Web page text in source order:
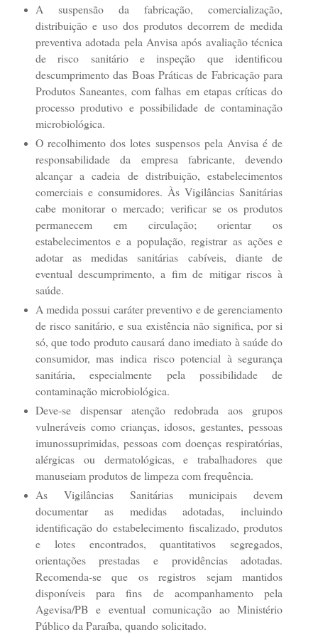
A suspensão da fabricação, comercialização,
distribuição e uso dos produtos decorrem de medida
preventiva adotada pela Anvisa após avaliação técnica
de risco sanitário e inspeção que identificou
descumprimento das Boas Práticas de Fabricação para
Produtos Saneantes, com falhas em etapas críticas do
processo produtivo e possibilidade de contaminação
microbiológica.
O recolhimento dos lotes suspensos pela Anvisa é de
responsabilidade da empresa fabricante, devendo
alcançar a cadeia de distribuição, estabelecimentos
comerciais e consumidores. Às Vigilâncias Sanitárias
cabe monitorar o mercado; verificar se os produtos
permanecem em circulação; orientar os
estabelecimentos e a população, registrar as ações e
adotar as medidas sanitárias cabíveis, diante de
eventual descumprimento, a fim de mitigar riscos à
saúde.
A medida possui caráter preventivo e de gerenciamento
de risco sanitário, e sua existência não significa, por si
só, que todo produto causará dano imediato à saúde do
consumidor, mas indica risco potencial à segurança
sanitária, especialmente pela possibilidade de
contaminação microbiológica.
Deve-se dispensar atenção redobrada aos grupos
vulneráveis como crianças, idosos, gestantes, pessoas
imunossuprimidas, pessoas com doenças respiratórias,
alérgicas ou dermatológicas, e trabalhadores que
manuseiam produtos de limpeza com frequência.
As Vigilâncias Sanitárias municipais devem
documentar as medidas adotadas, incluindo
identificação do estabelecimento fiscalizado, produtos
e lotes encontrados, quantitativos segregados,
orientações prestadas e providências adotadas.
Recomenda-se que os registros sejam mantidos
disponíveis para fins de acompanhamento pela
Agevisa/PB e eventual comunicação ao Ministério
Público da Paraíba, quando solicitado.